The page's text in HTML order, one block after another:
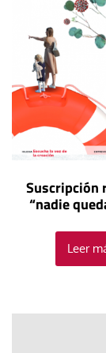
Suscripción
“nadie
Leer